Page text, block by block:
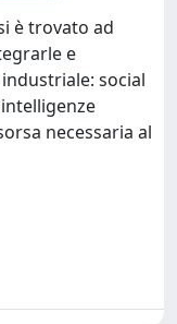
è trovato ad
e
social
necessaria al